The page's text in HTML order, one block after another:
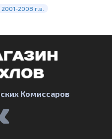
2008 г.в.
Комиссаров